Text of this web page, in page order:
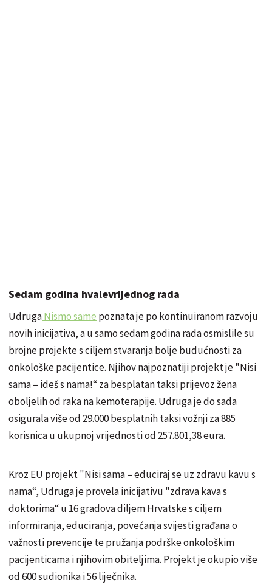
Sedam godina hvalevrijednog rada
UdrugaNismo same poznata je po kontinuiranom razvoju
novih inicijativa, a u samo sedam godina rada osmislile su
brojne projekte s ciljem stvaranja bolje budućnosti za
onkološke pacijentice. Njihov najpoznatiji projekt je "Nisi
sama – ideš s nama!“ za besplatan taksi prijevoz žena
oboljelih od raka na kemoterapije. Udruga je do sada
osigurala više od 29.000 besplatnih taksi vožnji za 885
korisnica u ukupnoj vrijednosti od 257.801,38 eura.
Kroz EU projekt "Nisi sama – educiraj se uz zdravu kavu s
nama“, Udruga je provela inicijativu "zdrava kava s
doktorima“ u 16 gradova diljem Hrvatske s ciljem
informiranja, educiranja, povećanja svijesti građana o
važnosti prevencije te pružanja podrške onkološkim
pacijenticama i njihovim obiteljima. Projekt je okupio više
od 600 sudionika i 56 liječnika.